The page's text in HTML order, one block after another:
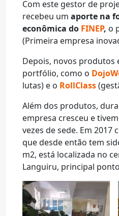
Com este gestor de
recebeu um aporte na
econômica do FINEP, o
(Primeira empresa
Depois, novos produtos
portfólio, como o
lutas) e o RollClass
Além dos produtos,
empresa cresceu e
vezes de sede. Em 2017
que desde então tem
m2, está localizada no
Languiru, principal